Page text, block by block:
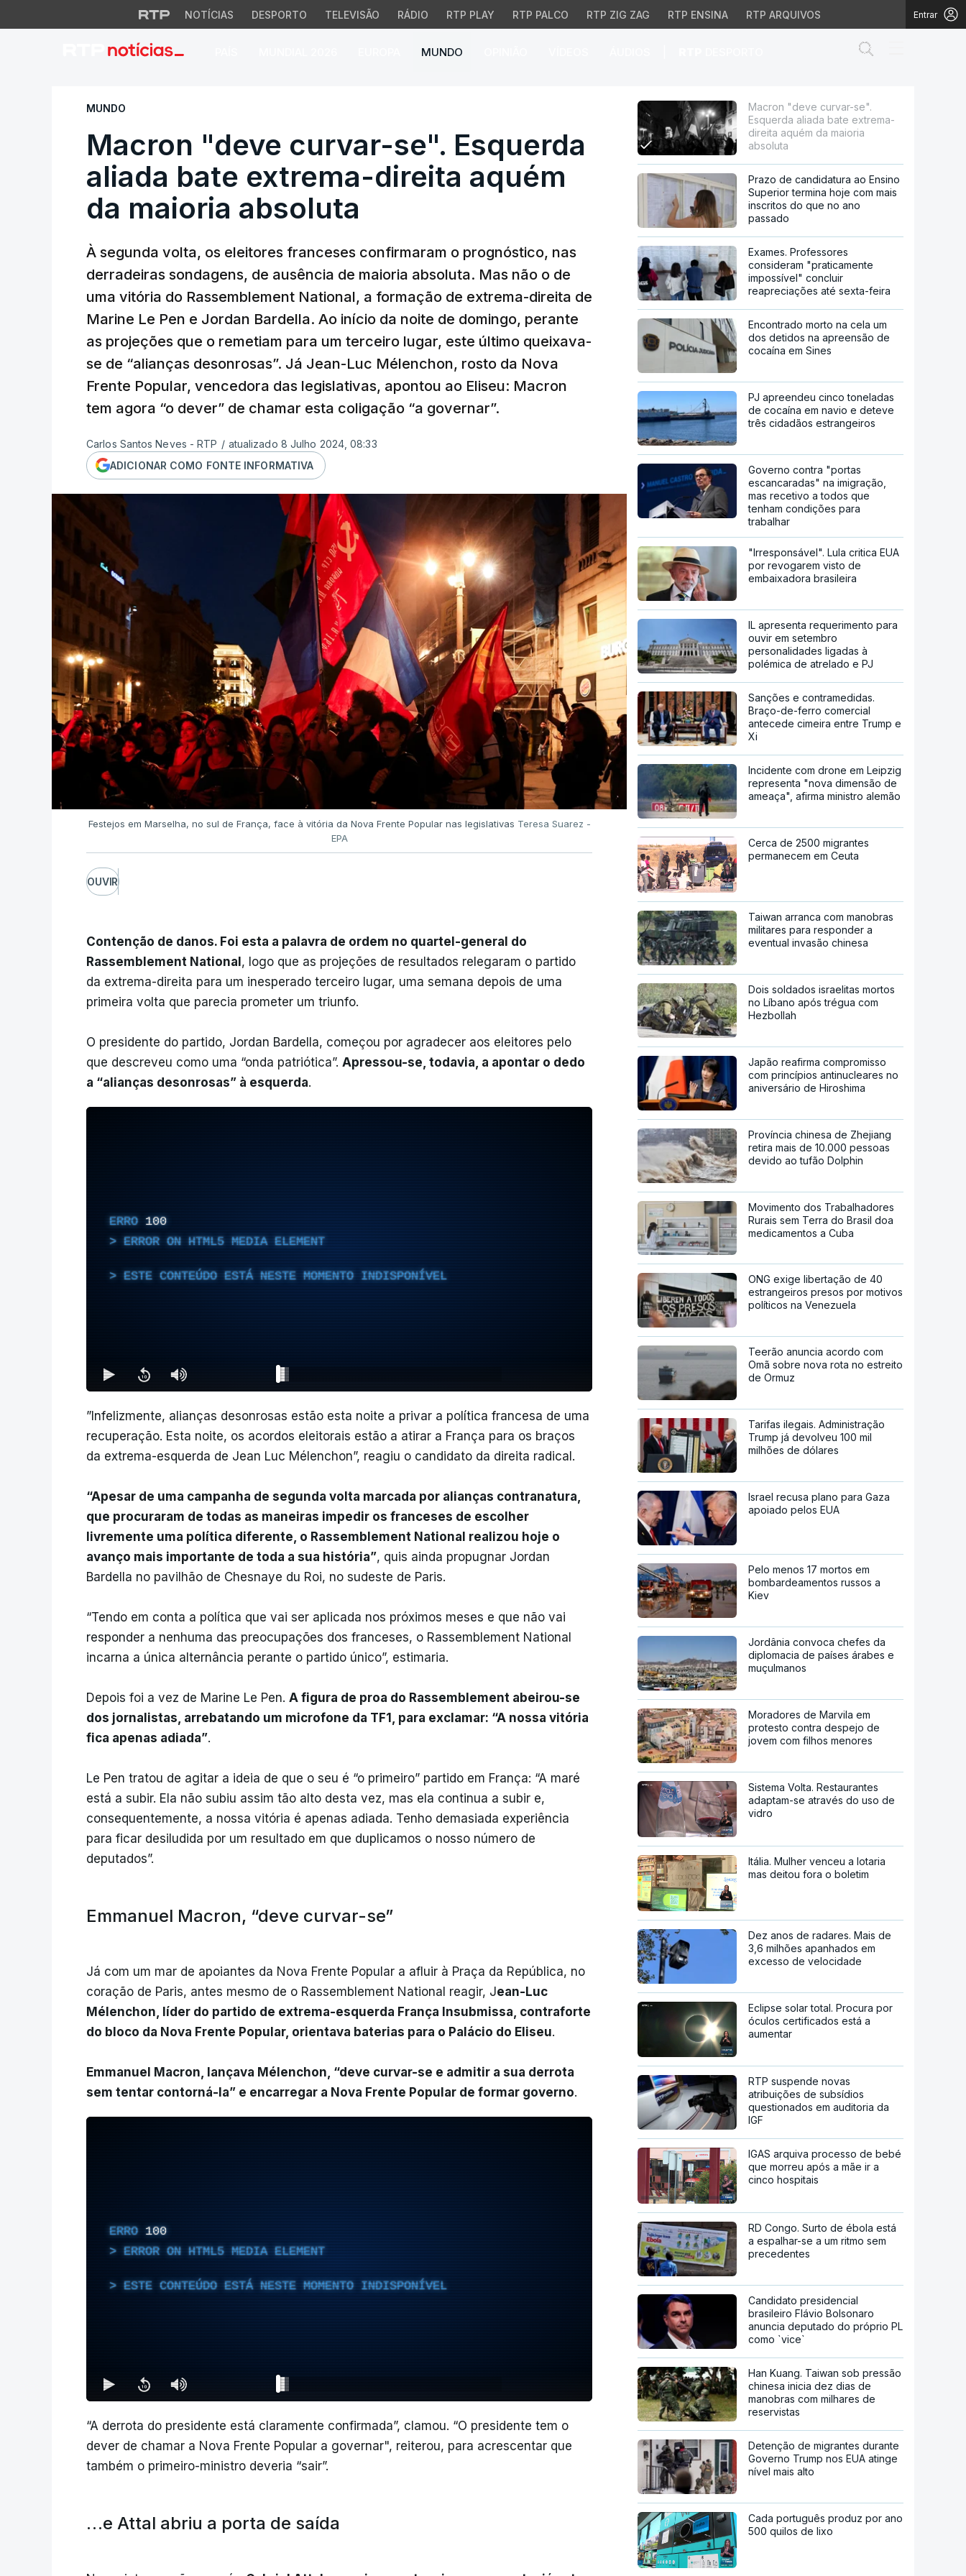
NOTÍCIAS DESPORTO TELEVISÃO RÁDIO RTP PLAY RTP PALCO RTP ZIG ZAG RTP ENSINA RTP ARQUIVOS Entrar
MUNDO
Macron "deve curvar-se". Esquerda aliada bate extrema-direita
MUNDO
Macron "deve curvar-se". Esquerda
aliada bate extrema-direita aquém
da maioria absoluta
À segunda volta, os eleitores franceses confirmaram o prognóstico, nas
derradeiras sondagens, de ausência de maioria absoluta. Mas não o de
uma vitória do Rassemblement National, a formação de extrema-direita de
Marine Le Pen e Jordan Bardella. Ao início da noite de domingo, perante
as projeções que o remetiam para um terceiro lugar, este último queixava-
se de “alianças desonrosas”. Já Jean-Luc Mélenchon, rosto da Nova
Frente Popular, vencedora das legislativas, apontou ao Eliseu: Macron
tem agora “o dever” de chamar esta coligação “a governar”.
Carlos Santos Neves - RTP / atualizado 8 Julho 2024, 08:33
ADICIONAR COMO FONTE INFORMATIVA
Festejos em Marselha, no sul de França, face à vitória da Nova Frente Popular nas legislativas Teresa Suarez -
EPA
OUVIR
Contenção de danos. Foi esta a palavra de ordem no quartel-general do
Rassemblement National , logo que as projeções de resultados relegaram o partido
da extrema-direita para um inesperado terceiro lugar, uma semana depois de uma
primeira volta que parecia prometer um triunfo.
O presidente do partido, Jordan Bardella, começou por agradecer aos eleitores pelo
que descreveu como uma “onda patriótica”. Apressou-se, todavia, a apontar o dedo
a “alianças desonrosas” à esquerda.
ERRO 100
ERROR ON HTML5 MEDIA ELEMENT
ESTE CONTEÚDO ESTÁ NESTE MOMENTO INDISPONÍVEL
”Infelizmente, alianças desonrosas estão esta noite a privar a política francesa de uma
recuperação. Esta noite, os acordos eleitorais estão a atirar a França para os braços
da extrema-esquerda de Jean Luc Mélenchon”, reagiu o candidato da direita radical.
“Apesar de uma campanha de segunda volta marcada por alianças contranatura,
que procuraram de todas as maneiras impedir os franceses de escolher
livremente uma política diferente, o Rassemblement National realizou hoje o
avanço mais importante de toda a sua história”, quis ainda propugnar Jordan
Bardella no pavilhão de Chesnaye du Roi, no sudeste de Paris.
“Tendo em conta a política que vai ser aplicada nos próximos meses e que não vai
responder a nenhuma das preocupações dos franceses, o Rassemblement National
incarna a única alternância perante o partido único”, estimaria.
Depois foi a vez de Marine Le Pen. A figura de proa do Rassemblement abeirou-se
dos jornalistas, arrebatando um microfone da TF1, para exclamar: “A nossa vitória
fica apenas adiada”.
Le Pen tratou de agitar a ideia de que o seu é “o primeiro” partido em França: “A maré
está a subir. Ela não subiu assim tão alto desta vez, mas ela continua a subir e,
consequentemente, a nossa vitória é apenas adiada. Tenho demasiada experiência
para ficar desiludida por um resultado em que duplicamos o nosso número de
deputados”.
Emmanuel Macron, “deve curvar-se”
Já com um mar de apoiantes da Nova Frente Popular a afluir à Praça da República, no
coração de Paris, antes mesmo de o Rassemblement National reagir, Jean-Luc
Mélenchon, líder do partido de extrema-esquerda França Insubmissa, contraforte
do bloco da Nova Frente Popular, orientava baterias para o Palácio do Eliseu.
Emmanuel Macron, lançava Mélenchon, “deve curvar-se e admitir a sua derrota
sem tentar contorná-la” e encarregar a Nova Frente Popular de formar governo.
ERRO 100
ERROR ON HTML5 MEDIA ELEMENT
ESTE CONTEÚDO ESTÁ NESTE MOMENTO INDISPONÍVEL
“A derrota do presidente está claramente confirmada”, clamou. “O presidente tem o
dever de chamar a Nova Frente Popular a governar", reiterou, para acrescentar que
também o primeiro-ministro deveria “sair”.
…e Attal abriu a porta de saída
Macron "deve curvar-se".
Esquerda aliada bate extrema-
direita aquém da maioria
absoluta
Prazo de candidatura ao Ensino
Superior termina hoje com mais
inscritos do que no ano
passado
Exames. Professores
consideram "praticamente
impossível" concluir
reapreciações até sexta-feira
Encontrado morto na cela um
dos detidos na apreensão de
cocaína em Sines
PJ apreendeu cinco toneladas
de cocaína em navio e deteve
três cidadãos estrangeiros
Governo contra "portas
escancaradas" na imigração,
mas recetivo a todos que
tenham condições para
trabalhar
"Irresponsável". Lula critica EUA
por revogarem visto de
embaixadora brasileira
IL apresenta requerimento para
ouvir em setembro
personalidades ligadas à
polémica de atrelado e PJ
Sanções e contramedidas.
Braço-de-ferro comercial
antecede cimeira entre Trump e
Xi
Incidente com drone em Leipzig
representa "nova dimensão de
ameaça", afirma ministro alemão
Cerca de 2500 migrantes
permanecem em Ceuta
Taiwan arranca com manobras
militares para responder a
eventual invasão chinesa
Dois soldados israelitas mortos
no Líbano após trégua com
Hezbollah
Japão reafirma compromisso
com princípios antinucleares no
aniversário de Hiroshima
Província chinesa de Zhejiang
retira mais de 10.000 pessoas
devido ao tufão Dolphin
Movimento dos Trabalhadores
Rurais sem Terra do Brasil doa
medicamentos a Cuba
ONG exige libertação de 40
estrangeiros presos por motivos
políticos na Venezuela
Teerão anuncia acordo com
Omã sobre nova rota no estreito
de Ormuz
Tarifas ilegais. Administração
Trump já devolveu 100 mil
milhões de dólares
Israel recusa plano para Gaza
apoiado pelos EUA
Pelo menos 17 mortos em
bombardeamentos russos a
Kiev
Jordânia convoca chefes da
diplomacia de países árabes e
muçulmanos
Moradores de Marvila em
protesto contra despejo de
jovem com filhos menores
Sistema Volta. Restaurantes
adaptam-se através do uso de
vidro
Itália. Mulher venceu a lotaria
mas deitou fora o boletim
Dez anos de radares. Mais de
3,6 milhões apanhados em
excesso de velocidade
Eclipse solar total. Procura por
óculos certificados está a
aumentar
RTP suspende novas
atribuições de subsídios
questionados em auditoria da
IGF
IGAS arquiva processo de bebé
que morreu após a mãe ir a
cinco hospitais
RD Congo. Surto de ébola está
a espalhar-se a um ritmo sem
precedentes
Candidato presidencial
brasileiro Flávio Bolsonaro
anuncia deputado do próprio PL
como `vice`
Han Kuang. Taiwan sob pressão
chinesa inicia dez dias de
manobras com milhares de
reservistas
Detenção de migrantes durante
Governo Trump nos EUA atinge
nível mais alto
Cada português produz por ano
500 quilos de lixo